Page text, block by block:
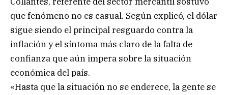
que fenómeno no es casual. Según explicó, el dólar
sigue siendo el principal resguardo contra la
inflación y el síntoma más claro de la falta de
confianza que aún impera sobre la situación
económica del país.
«Hasta que la situación no se enderece, la gente se